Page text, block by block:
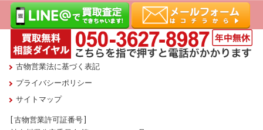
古物営業法に基づく表記
プライバシーポリシー
サイトマップ
[ 古物営業許可証番号 ]